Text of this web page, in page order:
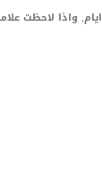
لاحظت علامة